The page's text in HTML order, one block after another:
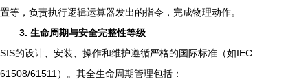
置等，负责执行逻辑运算器发出的指令，完成物理动作。
3. 生命周期与安全完整性等级
SIS的设计、安装、操作和维护遵循严格的国际标准（如IEC
61508/61511）。其全生命周期管理包括：